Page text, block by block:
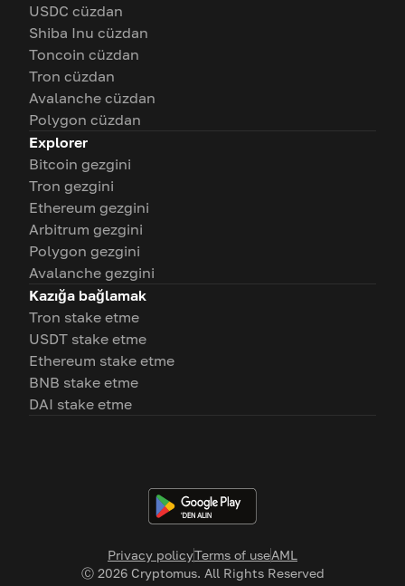
Privacy policyTerms of useAML
Ⓒ 2026Cryptomus. All Rights Reserved
USDC cüzdan
Shiba Inu cüzdan
Toncoin cüzdan
Tron cüzdan
Avalanche cüzdan
Polygon cüzdan
Explorer
Bitcoin gezgini
Tron gezgini
Ethereum gezgini
Arbitrum gezgini
Polygon gezgini
Avalanche gezgini
Kazığa bağlamak
Tron stake etme
USDT stake etme
Ethereum stake etme
BNB stake etme
DAI stake etme